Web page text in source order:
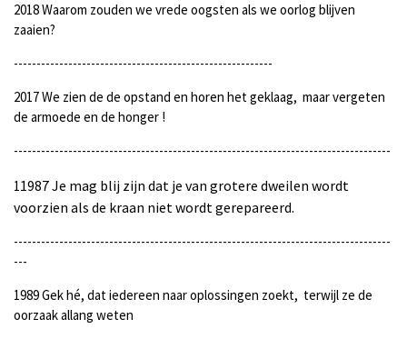
2018 Waarom zouden we vrede oogsten als we oorlog blijven
zaaien?
---------------------------------------------------------
2017 We zien de de opstand en horen het geklaag, maar vergeten
de armoede en de honger !
-----------------------------------------------------------------------------------
11987 Je mag blij zijn dat je van grotere dweilen wordt
voorzien als de kraan niet wordt gerepareerd.
-----------------------------------------------------------------------------------
---
1989 Gek hé, dat iedereen naar oplossingen zoekt, terwijl ze de
oorzaak allang weten